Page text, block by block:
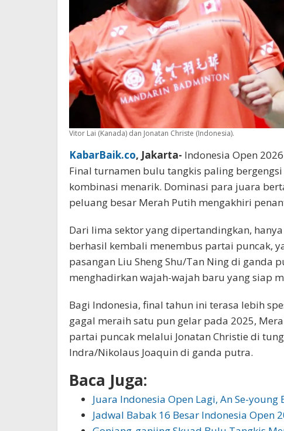
Vitor Lai (Kanada) dan Jonatan Christe (Indonesia).
KabarBaik.co, Jakarta- Indonesia Open
Final turnamen bulu tangkis paling
kombinasi menarik. Dominasi para juara
peluang besar Merah Putih mengakhiri
Dari lima sektor yang dipertandingkan,
berhasil kembali menembus partai puncak,
pasangan Liu Sheng Shu/Tan Ning di ganda
menghadirkan wajah-wajah baru yang siap
Bagi Indonesia, final tahun ini terasa lebih
gagal meraih satu pun gelar pada 2025,
partai puncak melalui Jonatan Christie di
Indra/Nikolaus Joaquin di ganda putra.
Baca Juga:
Juara Indonesia Open Lagi, An Se-
Jadwal Babak 16 Besar Indonesia Open